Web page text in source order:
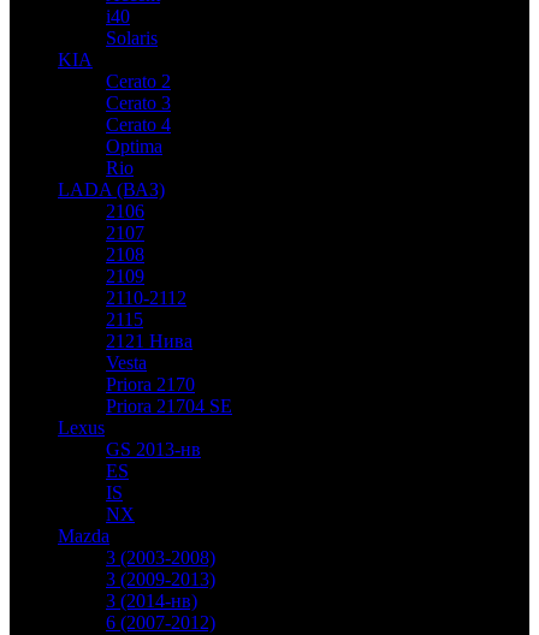
i40
Solaris
KIA
Cerato 2
Cerato 3
Cerato 4
Optima
Rio
LADA (ВАЗ)
2106
2107
2108
2109
2110-2112
2115
2121 Нива
Vesta
Priora 2170
Priora 21704 SE
Lexus
GS 2013-нв
ES
IS
NX
Mazda
3 (2003-2008)
3 (2009-2013)
3 (2014-нв)
6 (2007-2012)